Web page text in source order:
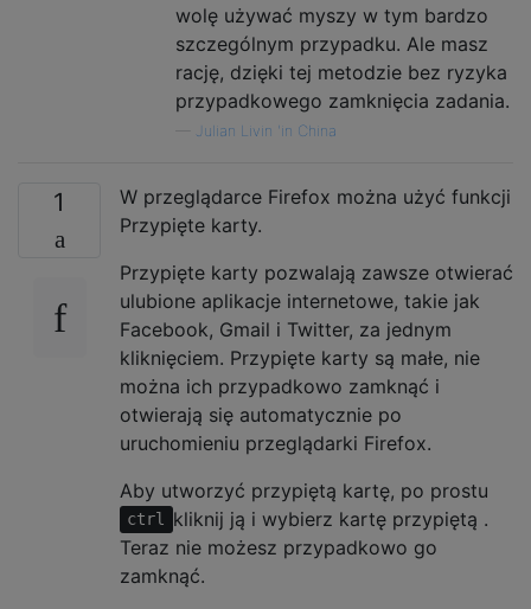
wolę używać myszy w tym bardzo
szczególnym przypadku. Ale masz
rację, dzięki tej metodzie bez ryzyka
przypadkowego zamknięcia zadania.
Julian Livin 'in China
1
W przeglądarce Firefox można użyć funkcji
Przypięte karty.
Przypięte karty pozwalają zawsze otwierać
ulubione aplikacje internetowe, takie jak
Facebook, Gmail i Twitter, za jednym
kliknięciem. Przypięte karty są małe, nie
można ich przypadkowo zamknąć i
otwierają się automatycznie po
uruchomieniu przeglądarki Firefox.
Aby utworzyć przypiętą kartę, po prostu
ctrl kliknij ją i wybierz kartę przypiętą .
Teraz nie możesz przypadkowo go
zamknąć.